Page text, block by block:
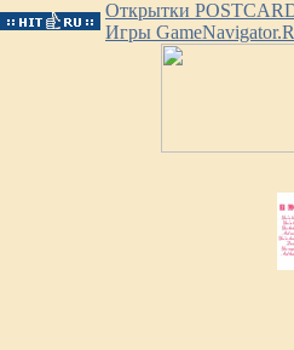
Открытки
Игры